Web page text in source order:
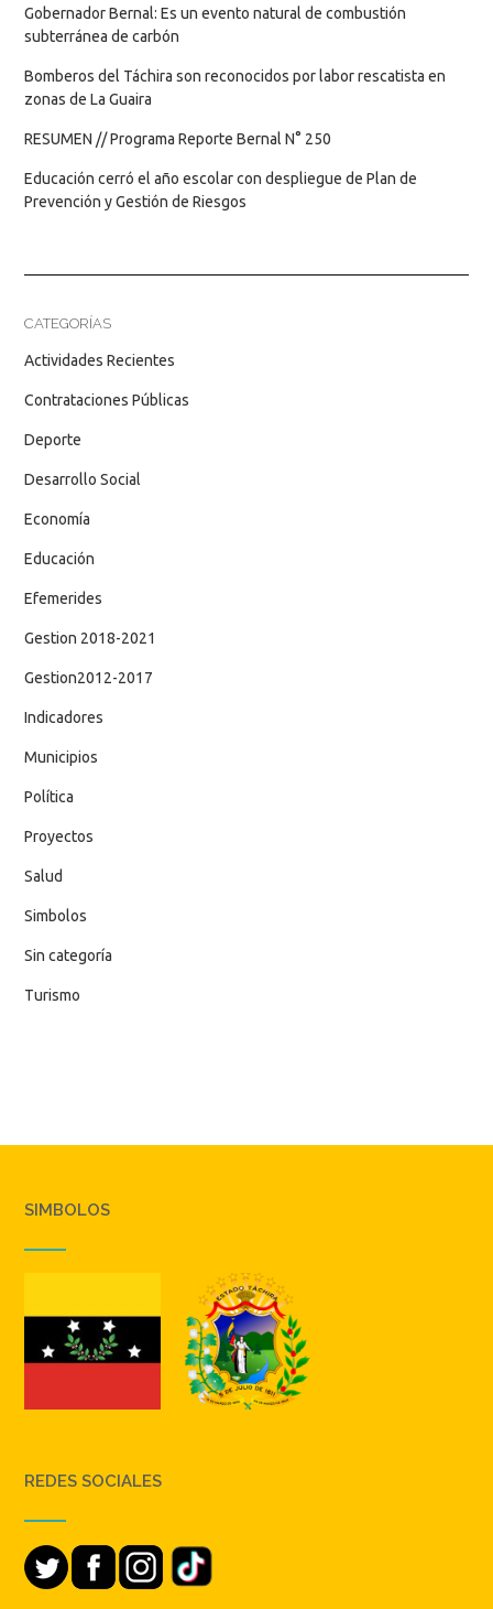
Gobernador Bernal: Es un evento natural de combustión
subterránea de carbón
Bomberos del Táchira son reconocidos por labor rescatista en
zonas de La Guaira
RESUMEN // Programa Reporte Bernal N° 250
Educación cerró el año escolar con despliegue de Plan de
Prevención y Gestión de Riesgos
CATEGORÍAS
Actividades Recientes
Contrataciones Públicas
Deporte
Desarrollo Social
Economía
Educación
Efemerides
Gestion 2018-2021
Gestion2012-2017
Indicadores
Municipios
Política
Proyectos
Salud
Simbolos
Sin categoría
Turismo
SIMBOLOS
REDES SOCIALES